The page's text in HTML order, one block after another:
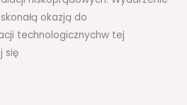
okazją do
technologicznychw tej
się